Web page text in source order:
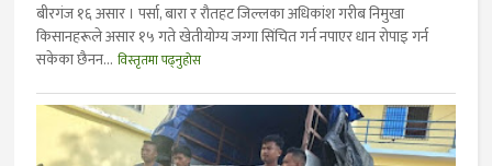
बीरगंज १६ असार । पर्सा, बारा र राैतहट जिल्लका अधिकांश गरीब निमुखा
किसानहरूले असार १५ गते खेतीयाेग्य जग्गा सिंचित गर्न नपाएर धान राेपाइ गर्न
सकेका छैनन... विस्तृतमा पढ्नुहोस